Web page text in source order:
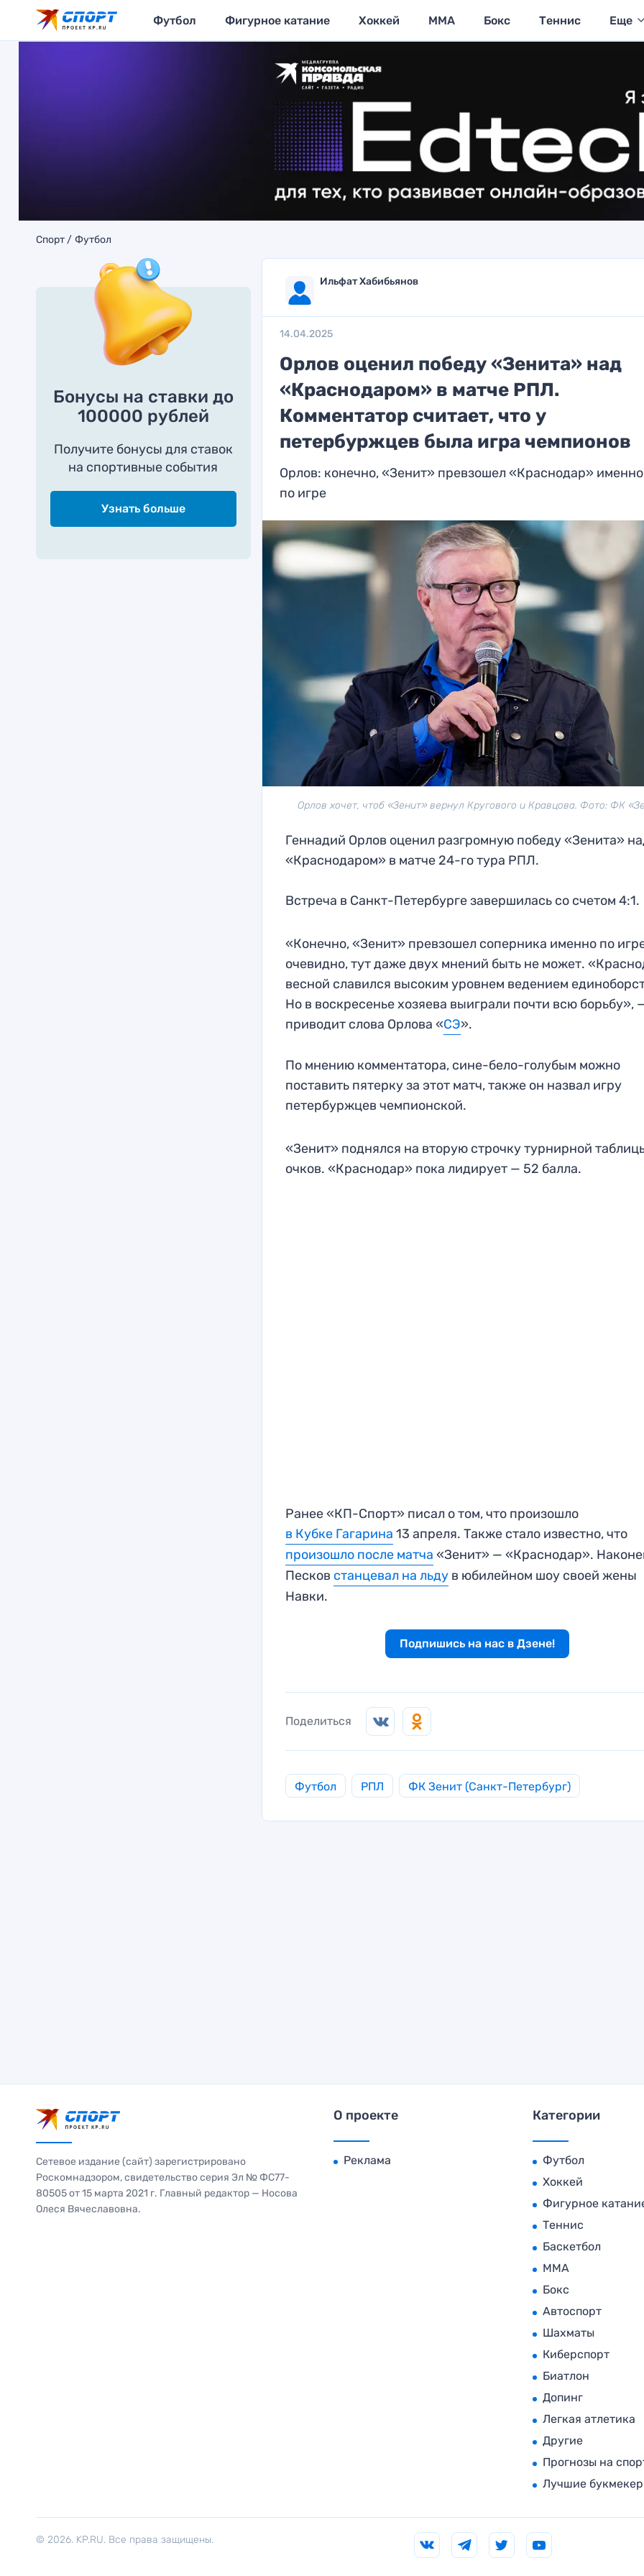
Футбол Фигурное катание Хоккей MMA Бокс Теннис Еще
Спорт Футбол
Бонусы на ставки до
100000 рублей
Получите бонусы для ставок
на спортивные события
Узнать больше
Ильфат Хабибьянов
14.04.2025
Орлов оценил победу «Зенита» над
«Краснодаром» в матче РПЛ.
Комментатор считает, что у
петербуржцев была игра чемпионов
Орлов: конечно, «Зенит» превзошел «Краснодар» именно
по игре
Орлов хочет, чтоб «Зенит» вернул Кругового и Кравцова. Фото: ФК
Геннадий Орлов оценил разгромную победу «Зенита»
«Краснодаром» в матче 24-го тура РПЛ.
Встреча в Санкт-Петербурге завершилась со счетом 4:1.
«Конечно, «Зенит» превзошел соперника именно по
очевидно, тут даже двух мнений быть не может.
весной славился высоким уровнем ведением
Но в воскресенье хозяева выиграли почти всю борьбу»,
приводит слова Орлова «СЭ».
По мнению комментатора, сине-бело-голубым можно
поставить пятерку за этот матч, также он назвал игру
петербуржцев чемпионской.
«Зенит» поднялся на вторую строчку турнирной
очков. «Краснодар» пока лидирует — 52 балла.
Ранее «КП-Спорт» писал о том, что произошло
в Кубке Гагарина 13 апреля. Также стало известно, что
произошло после матча «Зенит» — «Краснодар».
Песков станцевал на льду в юбилейном шоу своей жены
Навки.
Подпишись на нас в Дзене!
Поделиться
Футбол РПЛ ФК Зенит (Санкт-Петербург)
Сетевое издание (сайт) зарегистрировано
Роскомнадзором, свидетельство серия Эл № ФС77-
80505 от 15 марта 2021 г. Главный редактор — Носова
Олеся Вячеславовна.
О проекте
Реклама
Категории
Футбол
Хоккей
Фигурное
Теннис
Баскетбол
MMA
Бокс
Автоспорт
Шахматы
Киберспорт
Биатлон
Допинг
Легкая атлетика
Другие
Прогнозы на
Лучшие
© 2026. KP.RU. Все права защищены.